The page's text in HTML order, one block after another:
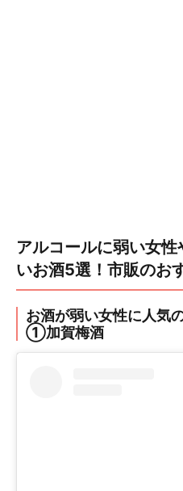
アルコールに弱い女
いお酒5選！市販のお
お酒が弱い女性に人気
①加賀梅酒